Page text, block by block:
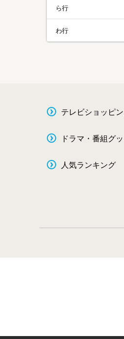
ら行
わ行
テレビショッピ
ドラマ・番組グ
人気ランキング